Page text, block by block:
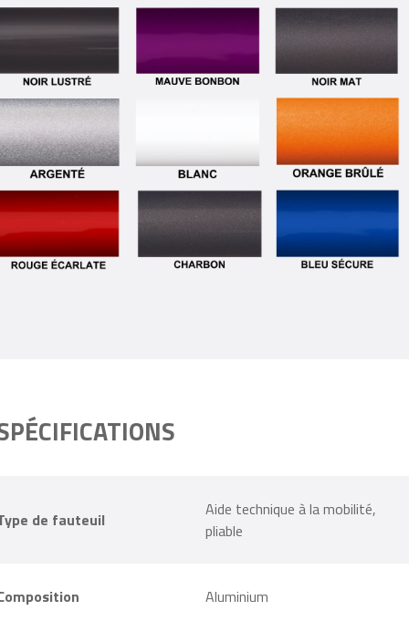
de fauteuil
Aide technique à la mobilité,
pliable
Aluminium